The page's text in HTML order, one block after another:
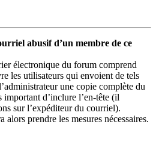
abusif d’un membre de ce
électronique du forum comprend
les utilisateurs qui envoient de tels
une copie complète du
d’inclure l’en-tête (il
sur l’expéditeur du courriel).
alors prendre les mesures nécessaires.